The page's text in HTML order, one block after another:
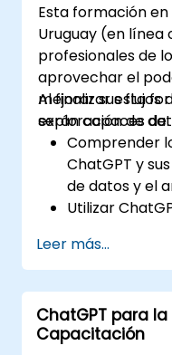
Esta formación
Uruguay (en línea
profesionales de
aprovechar el
mejorar sus flujos
exploración de
Al finalizar esta
serán capaces de:
Comprender
ChatGPT y
de datos y el
Utilizar
Aprovechar
insights y
de decisiones.
Implementar
integrar
Leer más...
ChatGPT para
Capacitación